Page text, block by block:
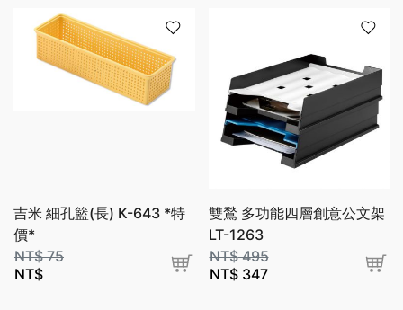
吉米 細孔籃(長) K-643 *特
價*
NT$75
NT$
雙鶖 多功能四層創意公文架
LT-1263
NT$495
NT$347